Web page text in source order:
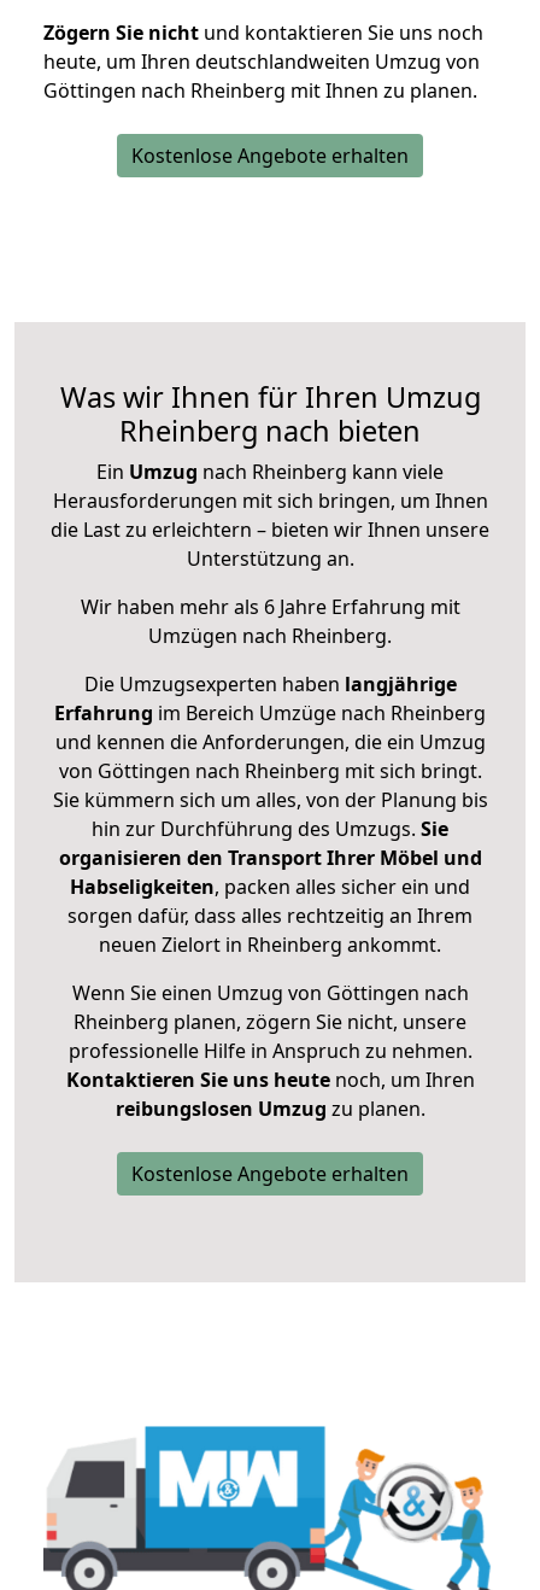
Zögern Sie nicht und kontaktieren Sie uns noch
heute, um Ihren deutschlandweiten Umzug von
Göttingen nach Rheinberg mit Ihnen zu planen.
Kostenlose Angebote erhalten
Was wir Ihnen für Ihren Umzug
Rheinberg nach bieten
Ein Umzug nach Rheinberg kann viele
Herausforderungen mit sich bringen, um Ihnen
die Last zu erleichtern – bieten wir Ihnen unsere
Unterstützung an.
Wir haben mehr als 6 Jahre Erfahrung mit
Umzügen nach Rheinberg.
Die Umzugsexperten haben langjährige
Erfahrung im Bereich Umzüge nach Rheinberg
und kennen die Anforderungen, die ein Umzug
von Göttingen nach Rheinberg mit sich bringt.
Sie kümmern sich um alles, von der Planung bis
hin zur Durchführung des Umzugs. Sie
organisieren den Transport Ihrer Möbel und
Habseligkeiten, packen alles sicher ein und
sorgen dafür, dass alles rechtzeitig an Ihrem
neuen Zielort in Rheinberg ankommt.
Wenn Sie einen Umzug von Göttingen nach
Rheinberg planen, zögern Sie nicht, unsere
professionelle Hilfe in Anspruch zu nehmen.
Kontaktieren Sie uns heutenoch, um Ihren
reibungslosen Umzug zu planen.
Kostenlose Angebote erhalten